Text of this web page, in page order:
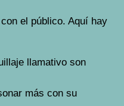
el público. Aquí hay
llamativo son
más con su